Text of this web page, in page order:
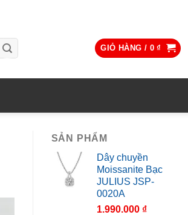
GIỎ HÀNG / 0₫
SẢN PHẨM
Dây chuyền
Moissanite Bạc
JULIUS JSP-
0020A
1.990.000 ₫